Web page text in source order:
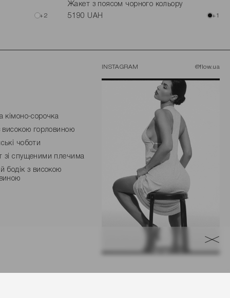
+2
Жакет з поясом чорного кольору
5190 UAH
+1
кімоно-сорочка
високою горловиною
чоботи
зі спущеними плечима
бодік з високою
INSTAGRAM @flow.ua